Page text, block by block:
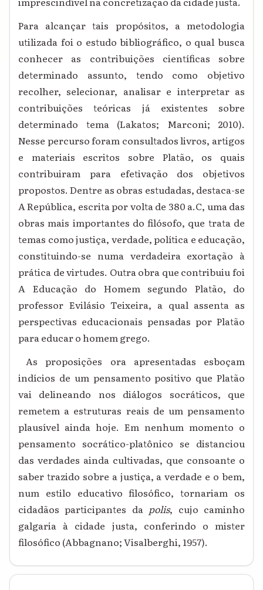
Para alcançar tais propósitos, a metodologia
utilizada foi o estudo bibliográfico, o qual busca
conhecer as contribuições científicas sobre
determinado assunto, tendo como objetivo
recolher, selecionar, analisar e interpretar as
contribuições teóricas já existentes sobre
determinado tema (Lakatos; Marconi; 2010).
Nesse percurso foram consultados livros, artigos
e materiais escritos sobre Platão, os quais
contribuiram para efetivação dos objetivos
propostos. Dentre as obras estudadas, destaca-se
A República, escrita por volta de 380 a.C, uma das
obras mais importantes do filósofo, que trata de
temas como justiça, verdade, política e educação,
constituindo-se numa verdadeira exortação à
prática de virtudes. Outra obra que contribuiu foi
A Educação do Homem segundo Platão, do
professor Evilásio Teixeira, a qual assenta as
perspectivas educacionais pensadas por Platão
para educar o homem grego.
As proposições ora apresentadas esboçam
indícios de um pensamento positivo que Platão
vai delineando nos diálogos socráticos, que
remetem a estruturas reais de um pensamento
plausível ainda hoje. Em nenhum momento o
pensamento socrático-platônico se distanciou
das verdades ainda cultivadas, que consoante o
saber trazido sobre a justiça, a verdade e o bem,
num estilo educativo filosófico, tornariam os
cidadãos participantes da polis, cujo caminho
galgaria à cidade justa, conferindo o mister
filosófico (Abbagnano; Visalberghi, 1957).